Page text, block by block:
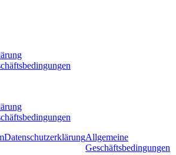
DatenschutzerklärungAllgemeine
Geschäftsbedingungen